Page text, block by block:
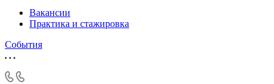
Вакансии
Практика и стажировка
События